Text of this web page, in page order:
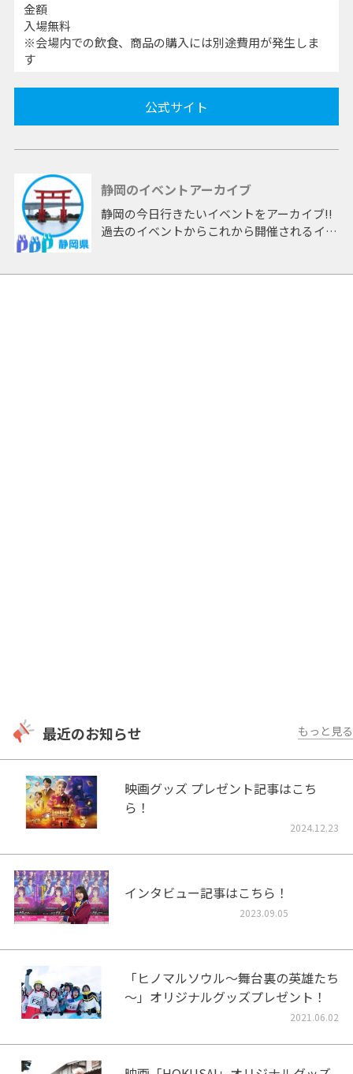
金額
入場無料
※会場内での飲食、商品の購入には別途費用が発生しま
す
公式サイト
静岡のイベントアーカイブ
静岡の今日行きたいイベントをアーカイブ!!
過去のイベントからこれから開催されるイベ
最近のお知らせ もっと見る
映画グッズ プレゼント記事はこち
ら！
2024.12.23
インタビュー記事はこちら！
2023.09.05
「ヒノマルソウル～舞台裏の英雄たち
～」オリジナルグッズプレゼント！
2021.06.02